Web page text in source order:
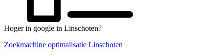
Hoger in google in Linschoten?
Zoekmachine optimalisatie Linschoten